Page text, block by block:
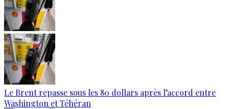
Le Brent repasse sous les 80 dollars après l’accord entre
Washington et Téhéran